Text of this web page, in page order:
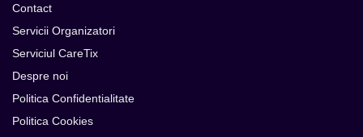
Contact
Servicii Organizatori
Serviciul CareTix
Despre noi
Politica Confidentialitate
Politica Cookies